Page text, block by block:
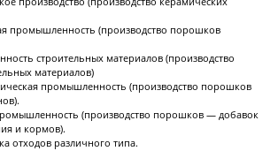
колонны периодического
колонны непрерывного
ректификационные колонны
промышленность (производство порошков
строительных материалов (производство
материалов)
промышленность (производство порошков
(производство порошков — добавок
и кормов).
отходов различного типа.